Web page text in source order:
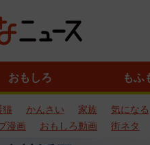
おもしろ もふ
猫 かんさい 家族 気になる
漫画 おもしろ動画 街ネタ